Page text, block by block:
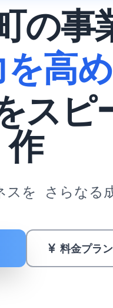
の事
高
スピ
作
スを さらなる
料金プラ